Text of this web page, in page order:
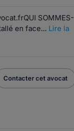
SOMMES-
en face... Lire la
Contacter cet avocat